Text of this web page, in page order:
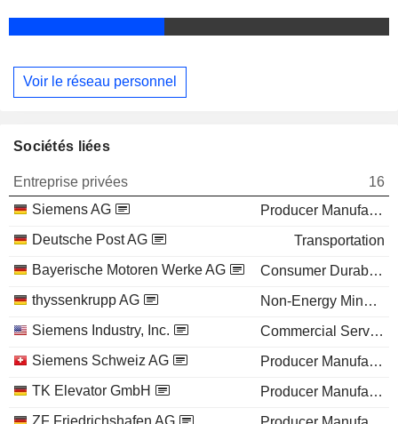
Voir le réseau personnel
Sociétés liées
Entreprise privées
16
Siemens AG
Producer Manufacturing
Deutsche Post AG
Transportation
Bayerische Motoren Werke AG
Consumer Durables
thyssenkrupp AG
Non-Energy Minerals
Siemens Industry, Inc.
Commercial Services
Siemens Schweiz AG
Producer Manufacturing
TK Elevator GmbH
Producer Manufacturing
ZF Friedrichshafen AG